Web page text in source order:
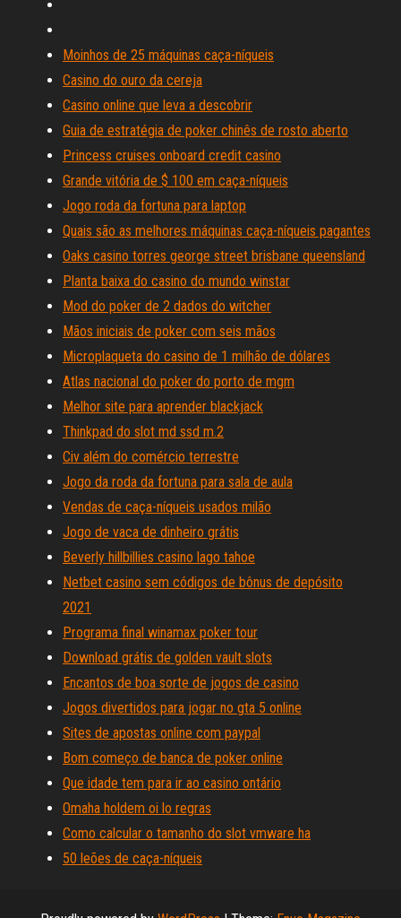
Moinhos de 25 máquinas caça-níqueis
Casino do ouro da cereja
Casino online que leva a descobrir
Guia de estratégia de poker chinês de rosto aberto
Princess cruises onboard credit casino
Grande vitória de $ 100 em caça-níqueis
Jogo roda da fortuna para laptop
Quais são as melhores máquinas caça-níqueis pagantes
Oaks casino torres george street brisbane queensland
Planta baixa do casino do mundo winstar
Mod do poker de 2 dados do witcher
Mãos iniciais de poker com seis mãos
Microplaqueta do casino de 1 milhão de dólares
Atlas nacional do poker do porto de mgm
Melhor site para aprender blackjack
Thinkpad do slot md ssd m.2
Civ além do comércio terrestre
Jogo da roda da fortuna para sala de aula
Vendas de caça-níqueis usados ​​milão
Jogo de vaca de dinheiro grátis
Beverly hillbillies casino lago tahoe
Netbet casino sem códigos de bônus de depósito
2021
Programa final winamax poker tour
Download grátis de golden vault slots
Encantos de boa sorte de jogos de casino
Jogos divertidos para jogar no gta 5 online
Sites de apostas online com paypal
Bom começo de banca de poker online
Que idade tem para ir ao casino ontário
Omaha holdem oi lo regras
Como calcular o tamanho do slot vmware ha
50 leões de caça-níqueis